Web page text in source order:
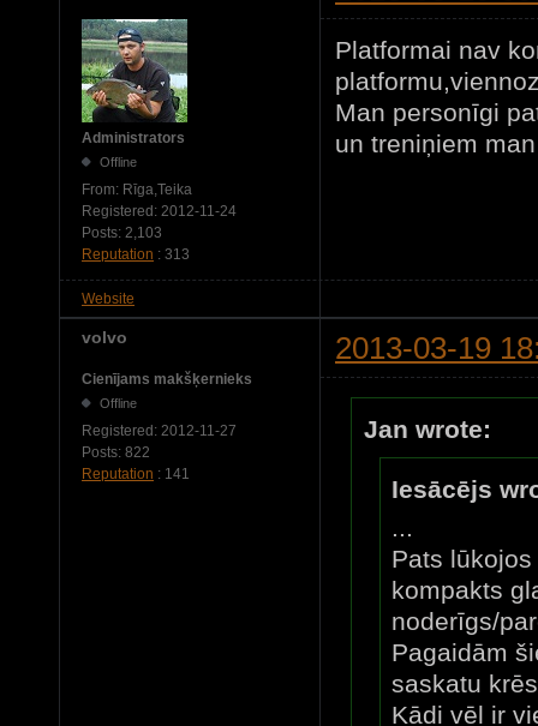
Administrators
Offline
From: Rīga,Teika
Registered: 2012-11-24
Posts: 2,103
Reputation : 313
Platformai nav
Man personīgi
un treniņiem
Website
volvo 2013-03-19
Cienījams makšķernieks
Offline
Registered: 2012-11-27
Posts: 822
Reputation : 141
Jan wrote:
Iesācējs
...
Pats
kompakts
noderīgs/
Pagaidām
saskatu
Kādi vēl ir